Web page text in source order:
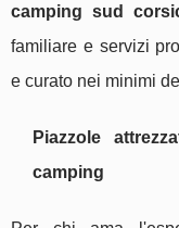
camping sud
familiare e servizi
e curato nei minimi
Piazzole
camping